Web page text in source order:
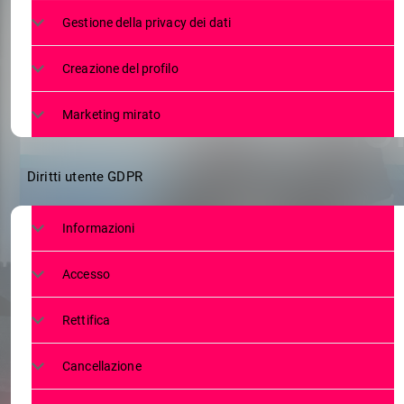
Gestione della privacy dei dati
Creazione del profilo
Marketing mirato
Diritti utente GDPR
Informazioni
Accesso
Rettifica
Cancellazione